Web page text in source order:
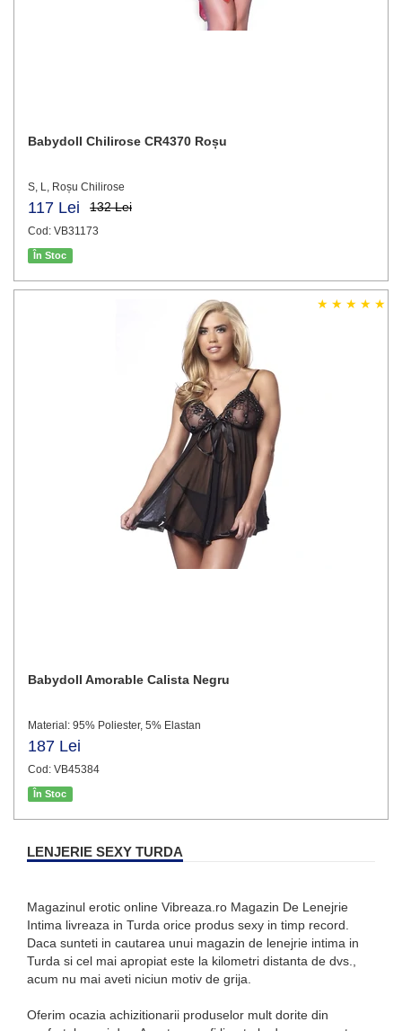
Babydoll Chilirose CR4370 Roșu
S, L, Roșu Chilirose
117 Lei 132 Lei
Cod: VB31173
În Stoc
Babydoll Amorable Calista Negru
Material: 95% Poliester, 5% Elastan
187 Lei
Cod: VB45384
În Stoc
LENJERIE SEXY TURDA
Magazinul erotic online Vibreaza.ro Magazin De Lenejrie
Intima livreaza in Turda orice produs sexy in timp record.
Daca sunteti in cautarea unui magazin de lenejrie intima in
Turda si cel mai apropiat este la kilometri distanta de dvs.,
acum nu mai aveti niciun motiv de grija.
Oferim ocazia achizitionarii produselor mult dorite din